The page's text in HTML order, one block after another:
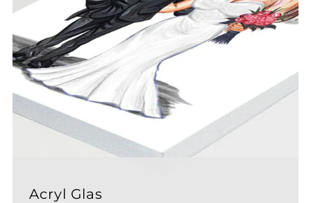
Acryl Glas